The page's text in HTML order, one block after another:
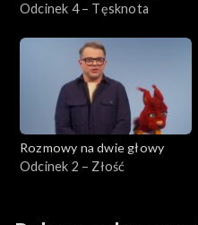
Odcinek 4 – Tęsknota
Rozmowy na dwie głowy
Odcinek 2 – Złość